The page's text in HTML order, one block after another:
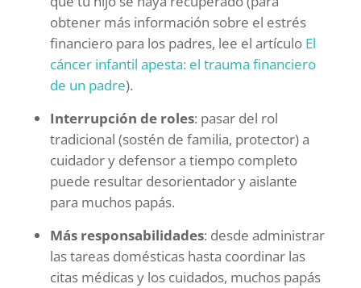
obtener más información sobre el estrés
financiero para los padres, lee el artículo El
cáncer infantil apesta: el trauma financiero
de un padre).
Interrupción de roles: pasar del rol
tradicional (sostén de familia, protector) a
cuidador y defensor a tiempo completo
puede resultar desorientador y aislante
para muchos papás.
Más responsabilidades: desde administrar
las tareas domésticas hasta coordinar las
citas médicas y los cuidados, muchos papás